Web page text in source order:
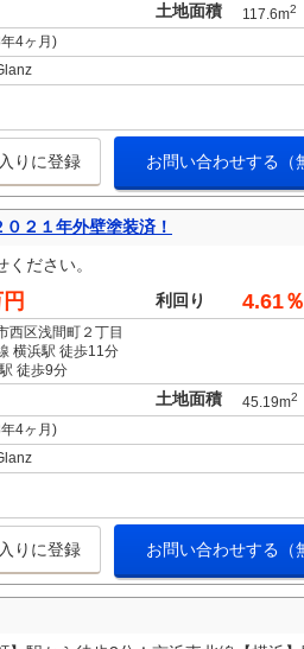
土地面積 117.6m2
4ヶ月)
りに登録 お問い合わせする（
２１年外壁塗装済！
ださい。
利回り 4.61％
区浅間町２丁目
横浜駅 徒歩11分
徒歩9分
土地面積 45.19m2
4ヶ月)
りに登録 お問い合わせする（